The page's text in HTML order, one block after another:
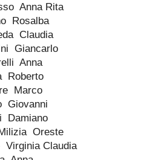
Anna Rita
Rosalba
Claudia
Giancarlo
Anna
Marco
Oreste
Claudia